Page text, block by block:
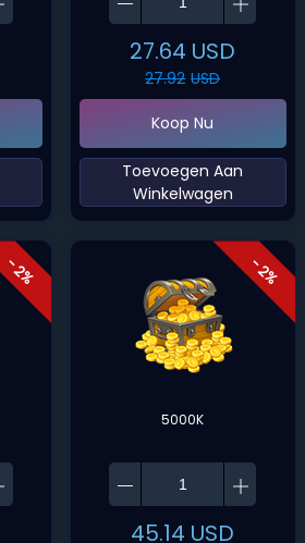
27.64 USD
27.92 USD
Koop Nu
‌Toevoegen Aan
Winkelwagen‌
- 2% - 2%
5000K
45.14 USD